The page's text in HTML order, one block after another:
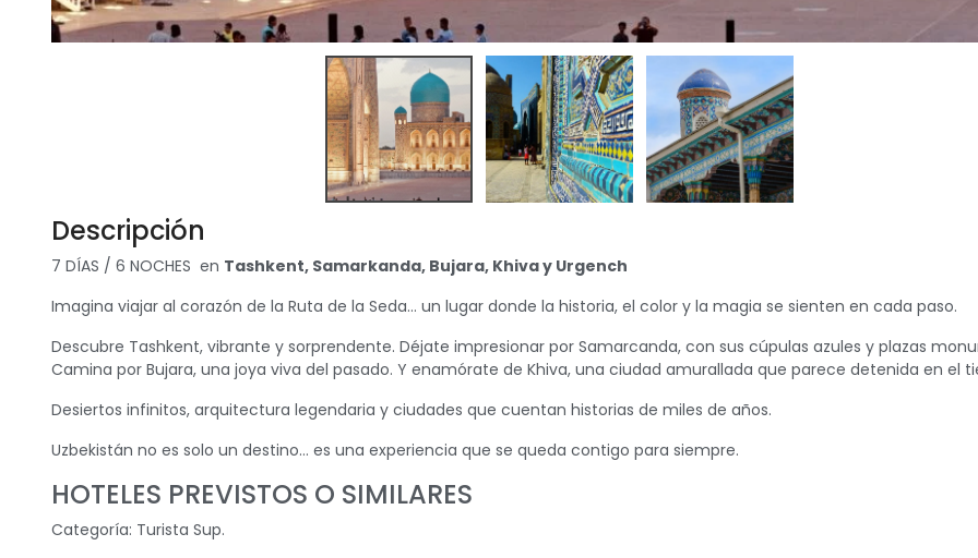
Descripción
7 DÍAS / 6 NOCHES en Tashkent, Samarkanda, Bujara, Khiva y Urgench
Imagina viajar al corazón de la Ruta de la Seda… un lugar donde la historia, el color y la magia se sienten en cada paso.
Descubre Tashkent, vibrante y sorprendente. Déjate impresionar por Samarcanda, con sus cúpulas azules y plazas
Camina por Bujara, una joya viva del pasado. Y enamórate de Khiva, una ciudad amurallada que parece detenida en el
Desiertos infinitos, arquitectura legendaria y ciudades que cuentan historias de miles de años.
Uzbekistán no es solo un destino… es una experiencia que se queda contigo para siempre.
HOTELES PREVISTOS O SIMILARES
Categoría: Turista Sup.